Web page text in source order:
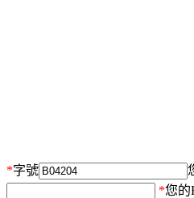
*字號
*您的